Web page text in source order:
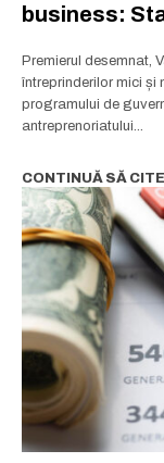
Am citit și accept
Am citit și accept
a
Abonează-te
Am citit și accept
business:
Premierul desemnat,
întreprinderilor mici și
programului de
antreprenoriatului...
CONTINUĂ SĂ